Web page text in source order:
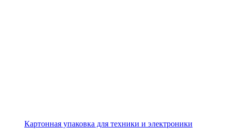
Картонная упаковка для техники и электроники